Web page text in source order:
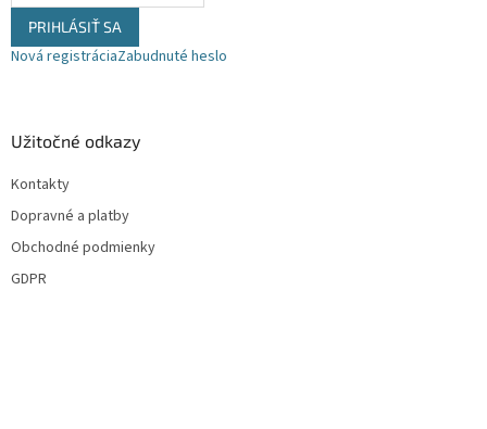
PRIHLÁSIŤ SA
Nová registráciaZabudnuté heslo
Užitočné odkazy
Kontakty
Dopravné a platby
Obchodné podmienky
GDPR